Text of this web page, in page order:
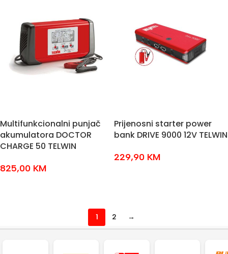
Multifunkcionalni punjač
akumulatora DOCTOR
CHARGE 50 TELWIN
825,00 KM
Prijenosni starter power
bank DRIVE 9000 12V TELWIN
229,90 KM
1 2 →